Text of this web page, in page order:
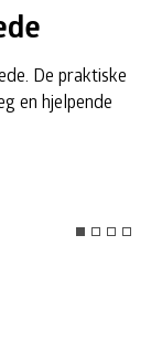
De praktiske
en hjelpende